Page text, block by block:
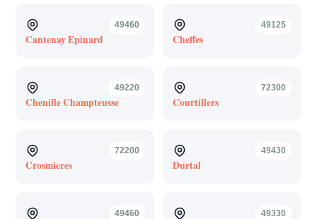
49460
Cantenay Epinard
49125
Cheffes
49220
Chenille Champteusse
72300
Courtillers
72200
Crosmieres
49430
Durtal
49460 49330